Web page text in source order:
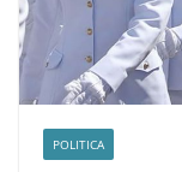
POLITICA